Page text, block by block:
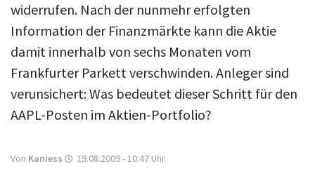
Tipps
Magazine
Über uns
Podcast
widerrufen. Nach der nunmehr erfolgten
Information der Finanzmärkte kann die Aktie
damit innerhalb von sechs Monaten vom
Frankfurter Parkett verschwinden. Anleger sind
verunsichert: Was bedeutet dieser Schritt für den
AAPL-Posten im Aktien-Portfolio?
Von Kaniess 19.08.2009 - 10:47 Uhr